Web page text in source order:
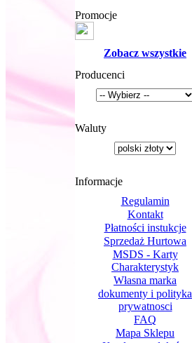
Promocje
Zobacz wszystkie
Producenci
Waluty
Informacje
Regulamin
Kontakt
Płatności instukcje
Sprzedaż Hurtowa
MSDS - Karty
Charakterystyk
Własna marka
dokumenty i polityka
prywatnosci
FAQ
Mapa Sklepu